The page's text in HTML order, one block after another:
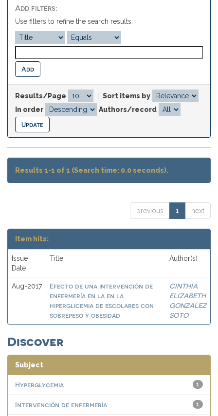
Add filters:
Use filters to refine the search results.
Results/Page
Sort items by
In order
Authors/record
Results 1-1 of 1 (Search time: 0.0 seconds).
previous 1 next
Item hits:
Issue
Date
Title Author(s)
Aug-2017
Efecto de una intervención de
enfermería en la en la
hiperglicemia de escolares con
sobrepeso y obesidad
CINTHIA
ELIZABETH
GONZALEZ
SOTO
Discover
Subject
1
Hyperglycemia
1
Intervención de enfermería